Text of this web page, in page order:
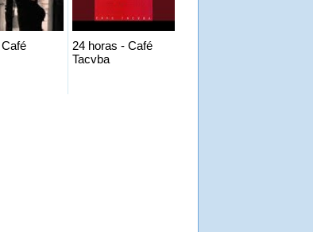
24 horas - Café
Tacvba